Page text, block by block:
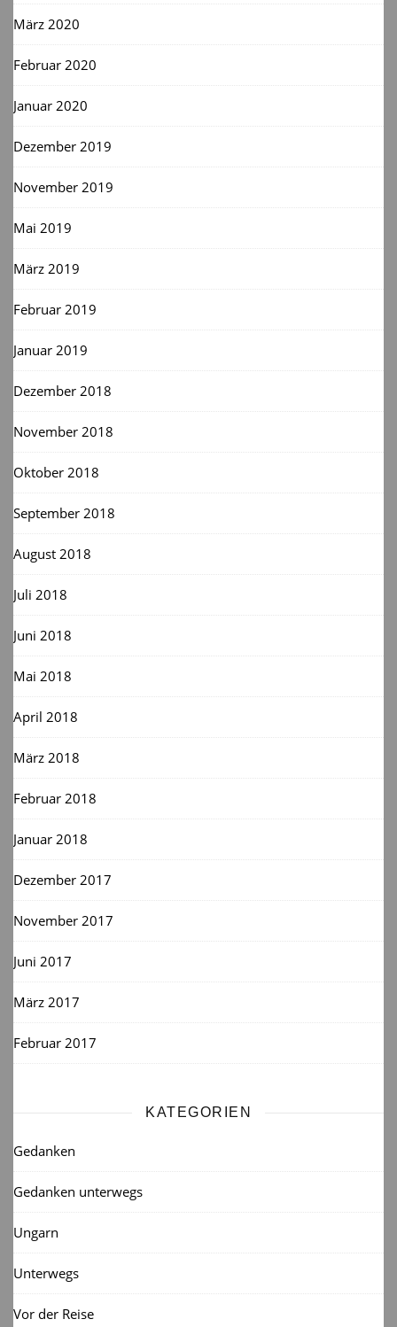
März 2020
Februar 2020
Januar 2020
Dezember 2019
November 2019
Mai 2019
März 2019
Februar 2019
Januar 2019
Dezember 2018
November 2018
Oktober 2018
September 2018
August 2018
Juli 2018
Juni 2018
Mai 2018
April 2018
März 2018
Februar 2018
Januar 2018
Dezember 2017
November 2017
Juni 2017
März 2017
Februar 2017
KATEGORIEN
Gedanken
Gedanken unterwegs
Ungarn
Unterwegs
Vor der Reise